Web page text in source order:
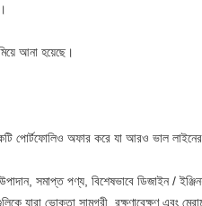
আনা হয়েছে।
পোর্টফোলিও অফার করে যা আরও ভাল লাইনের
সমাপ্ত পণ্য, বিশেষভাবে ডিজাইন /
যারা ভোক্তা সামগ্রী, রক্ষণাবেক্ষণ এবং